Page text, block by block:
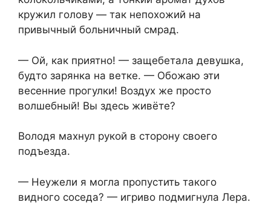
кружил голову — так непохожий на
привычный больничный смрад.
— Ой, как приятно! — защебетала девушка,
будто зарянка на ветке. — Обожаю эти
весенние прогулки! Воздух же просто
волшебный! Вы здесь живёте?
Володя махнул рукой в сторону своего
подъезда.
— Неужели я могла пропустить такого
видного соседа? — игриво подмигнула Лера.